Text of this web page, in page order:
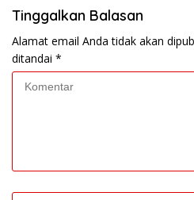
Tinggalkan Balasan
Alamat email Anda tidak akan
ditandai *